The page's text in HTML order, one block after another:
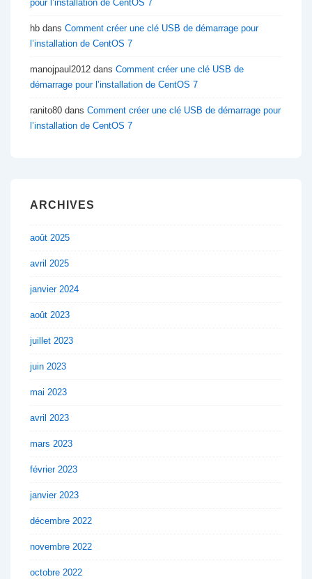
pour l’installation de CentOS 7
hb dans Comment créer une clé USB de démarrage pour
l’installation de CentOS 7
manojpaul2012 dans Comment créer une clé USB de
démarrage pour l’installation de CentOS 7
ranito80 dans Comment créer une clé USB de démarrage pour
l’installation de CentOS 7
ARCHIVES
août 2025
avril 2025
janvier 2024
août 2023
juillet 2023
juin 2023
mai 2023
avril 2023
mars 2023
février 2023
janvier 2023
décembre 2022
novembre 2022
octobre 2022